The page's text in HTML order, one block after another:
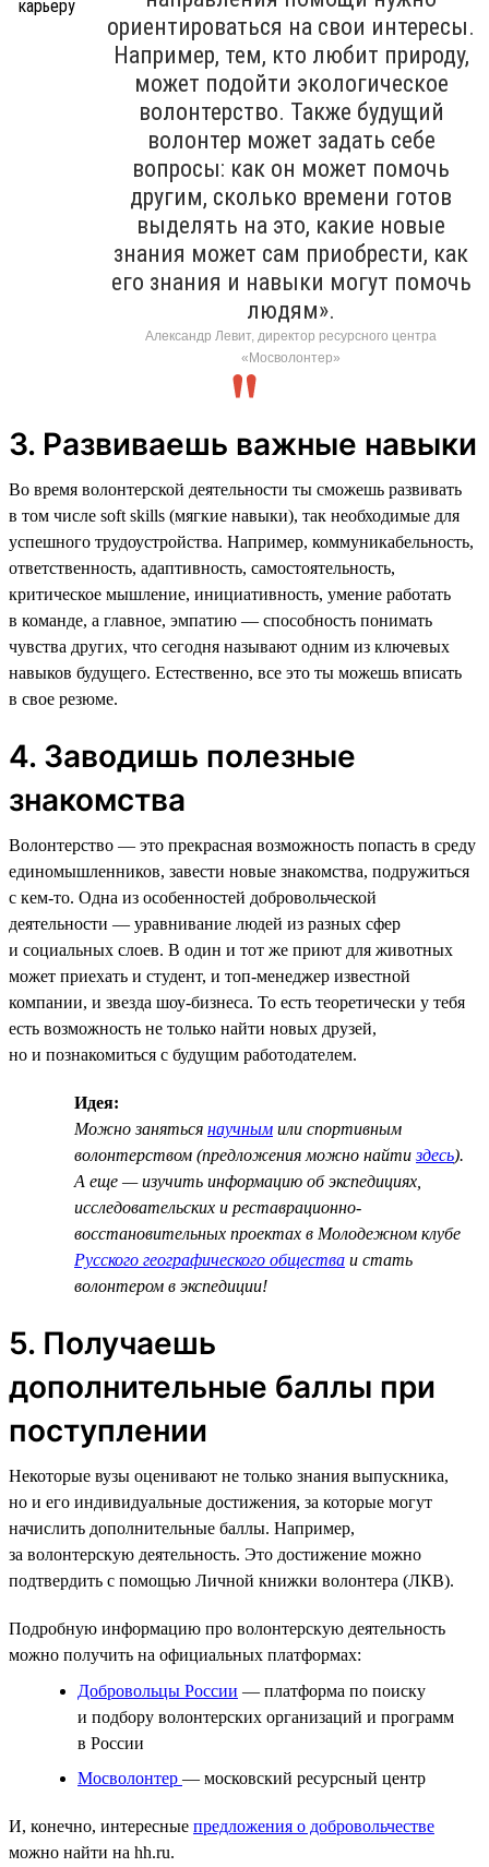
ориентироваться на свои интересы.
Например, тем, кто любит природу,
может подойти экологическое
волонтерство. Также будущий
волонтер может задать себе
вопросы: как он может помочь
другим, сколько времени готов
выделять на это, какие новые
знания может сам приобрести, как
его знания и навыки могут помочь
людям».
Александр Левит, директор ресурсного центра
«Мосволонтер»
3. Развиваешь важные навыки
Во время волонтерской деятельности ты сможешь развивать
в том числе soft skills (мягкие навыки), так необходимые для
успешного трудоустройства. Например, коммуникабельность,
ответственность, адаптивность, самостоятельность,
критическое мышление, инициативность, умение работать
в команде, а главное, эмпатию — способность понимать
чувства других, что сегодня называют одним из ключевых
навыков будущего. Естественно, все это ты можешь вписать
в свое резюме.
4. Заводишь полезные
знакомства
Волонтерство — это прекрасная возможность попасть в среду
единомышленников, завести новые знакомства, подружиться
с кем-то. Одна из особенностей добровольческой
деятельности — уравнивание людей из разных сфер
и социальных слоев. В один и тот же приют для животных
может приехать и студент, и топ-менеджер известной
компании, и звезда шоу-бизнеса. То есть теоретически у тебя
есть возможность не только найти новых друзей,
но и познакомиться с будущим работодателем.
Идея:
Можно заняться научным или спортивным
волонтерством (предложения можно найтиздесь).
А еще — изучить информацию об экспедициях,
исследовательских и реставрационно-
восстановительных проектах в Молодежном клубе
Русского географического общества и стать
волонтером в экспедиции!
5. Получаешь
дополнительные баллы при
поступлении
Некоторые вузы оценивают не только знания выпускника,
но и его индивидуальные достижения, за которые могут
начислить дополнительные баллы. Например,
за волонтерскую деятельность. Это достижение можно
подтвердить с помощью Личной книжки волонтера (ЛКВ).
Подробную информацию про волонтерскую деятельность
можно получить на официальных платформах:
Добровольцы России — платформа по поиску
и подбору волонтерских организаций и программ
в России
Мосволонтер — московский ресурсный центр
И, конечно, интересные предложения о добровольчестве
можно найти на hh.ru.